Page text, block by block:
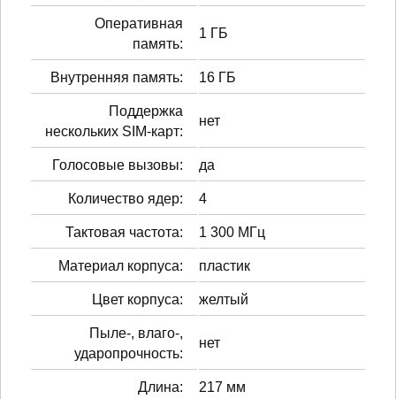
Оперативная
память:
1 ГБ
Внутренняя память: 16 ГБ
Поддержка
нескольких SIM-карт:
нет
Голосовые вызовы: да
Количество ядер: 4
Тактовая частота: 1 300 МГц
Материал корпуса: пластик
Цвет корпуса: желтый
Пыле-, влаго-,
ударопрочность:
нет
Длина: 217 мм